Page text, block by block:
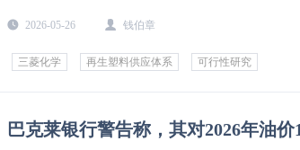
2026-05-26 钱伯章
三菱化学 再生塑料供应体系 可行性研究
巴克莱银行警告称，其对2026年油